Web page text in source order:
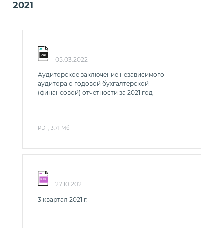
2021
05.03.2022
Аудиторское заключение независимого
аудитора о годовой бухгалтерской
(финансовой) отчетности за 2021 год
PDF, 3.71 Мб
27.10.2021
3 квартал 2021 г.